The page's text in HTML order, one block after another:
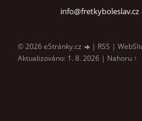
info@fretkyboleslav.cz
© 2026 eStránky.cz | RSS |
Aktualizováno: 1. 8. 2026 | Nahoru ↑